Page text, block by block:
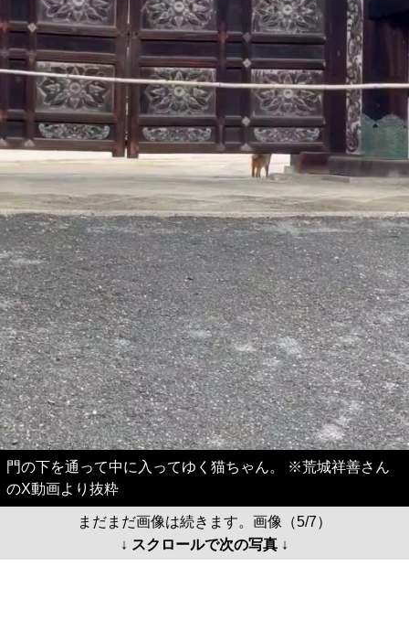
門の下を通って中に入ってゆく猫ちゃん。 ※荒城祥善さん
のX動画より抜粋
まだまだ画像は続きます。画像（5/7）
↓ スクロールで次の写真 ↓